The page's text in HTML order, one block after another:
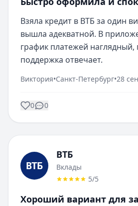
Взяла кредит в ВТБ за один
вышла адекватной. В
график платежей наглядный,
поддержка отвечает.
Виктория•Санкт-Петербург•28
0 0
ВТБ
Вклады
5/5
Хороший вариант для